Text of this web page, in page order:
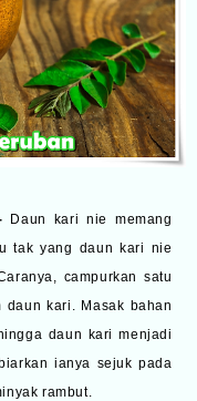
Daun kari nie memang
tak yang daun kari nie
campurkan satu
daun kari. Masak bahan
daun kari menjadi
ianya sejuk pada
rambut.